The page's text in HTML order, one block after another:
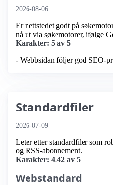
2026-08-06
Er nettstedet godt på
nå ut via søkemotorer, ifølge
Karakter: 5 av 5
- Webbsidan följer god SEO-
Standardfiler
2026-07-09
Leter etter standardfiler som
og RSS-abonnement.
Karakter: 4.42 av 5
Webstandard